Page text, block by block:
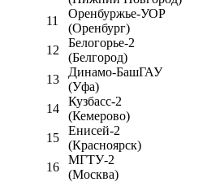
11
Оренбуржье-УОР
(Оренбург)
12
Белогорье-2
(Белгород)
13
Динамо-БашГАУ
(Уфа)
14
Кузбасс-2
(Кемерово)
15
Енисей-2
(Красноярск)
16
МГТУ-2
(Москва)